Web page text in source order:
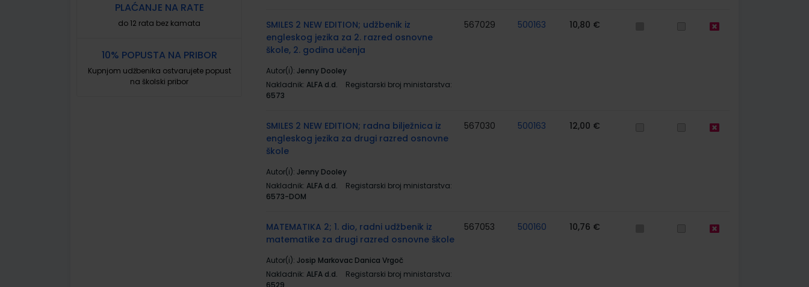
PLAĆANJE NA RATE
do 12 rata bez kamata
10% POPUSTA NA PRIBOR
Kupnjom udžbenika ostvarujete popust
na školski pribor
SMILES 2 NEW EDITION; udžbenik iz
engleskog jezika za 2. razred osnovne
škole, 2. godina učenja
Autor(i): Jenny Dooley
Nakladnik: ALFA d.d.
Registarski broj ministarstva:
6573
567029 500163 10,80 €
SMILES 2 NEW EDITION; radna bilježnica iz
engleskog jezika za drugi razred osnovne
škole
Autor(i): Jenny Dooley
Nakladnik: ALFA d.d.
Registarski broj ministarstva:
6573-DOM
567030 500163 12,00 €
MATEMATIKA 2; 1. dio, radni udžbenik iz
matematike za drugi razred osnovne škole
Autor(i): Josip Markovac Danica Vrgoč
Nakladnik: ALFA d.d.
Registarski broj ministarstva:
6529
567053 500160 10,76 €